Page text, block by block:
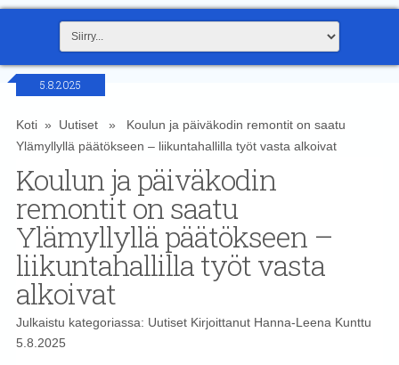
5.8.2025
Koti» Uutiset» Koulun ja päiväkodin remontit on saatu
Ylämyllyllä päätökseen – liikuntahallilla työt vasta alkoivat
Koulun ja päiväkodin
remontit on saatu
Ylämyllyllä päätökseen –
liikuntahallilla työt vasta
alkoivat
Julkaistu kategoriassa: UutisetKirjoittanut Hanna-Leena Kunttu
5.8.2025